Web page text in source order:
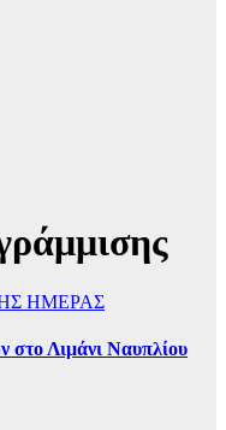
ΗΜΕΡΑΣ
Λιμάνι Ναυπλίου